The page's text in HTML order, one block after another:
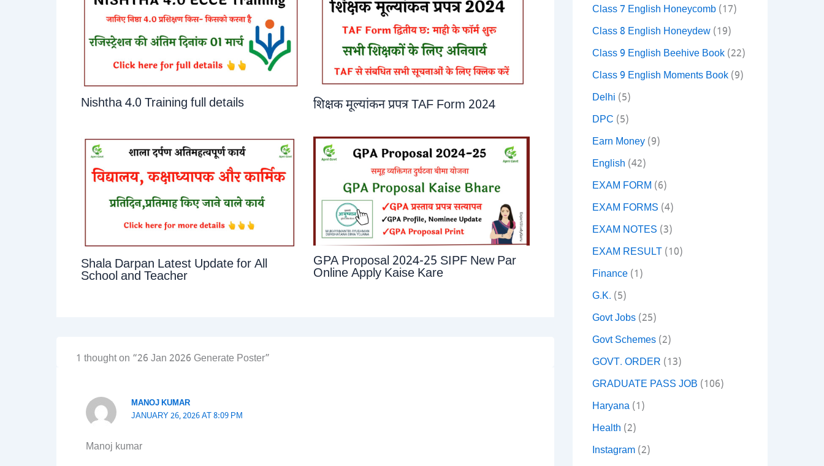
Nishtha 4.0 Training full details शिक्षक मूल्यांकन प्रपत्र TAF Form 2024
Shala Darpan Latest Update for All
School and Teacher
GPA Proposal 2024-25 SIPF New Par
Online Apply Kaise Kare
1 thought on “26 Jan 2026 Generate Poster”
MANOJ KUMAR
JANUARY 26, 2026 AT 8:09 PM
Manoj kumar
Class 7 English Honeycomb (17)
Class 8 English Honeydew (19)
Class 9 English Beehive Book (22)
Class 9 English Moments Book (9)
Delhi (5)
DPC (5)
Earn Money (9)
English (42)
EXAM FORM (6)
EXAM FORMS (4)
EXAM NOTES (3)
EXAM RESULT (10)
Finance (1)
G.K. (5)
Govt Jobs (25)
Govt Schemes (2)
GOVT. ORDER (13)
GRADUATE PASS JOB (106)
Haryana (1)
Health (2)
Instagram (2)